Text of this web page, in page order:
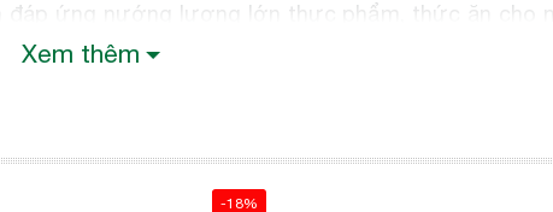
đáp ứng nướng lượng lớn thực phẩm, thức ăn cho
gian.
tiết kiệm điện năng, bên trong lò có trang bị đèn
của lò khi nấu. Lò sử dụng vật liệu kính cường
ở nhiệt độ cao.
Xem thêm
-18%